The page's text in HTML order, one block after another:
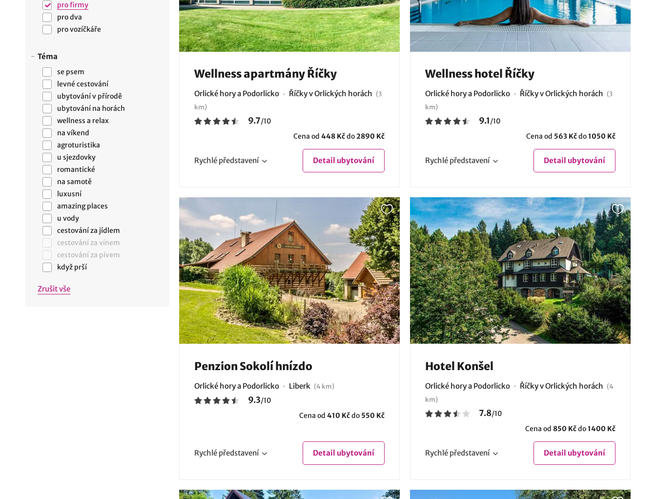
pro firmy
pro dva
pro vozíčkáře
Téma
se psem
levné cestování
ubytování v přírodě
ubytování na horách
wellness a relax
na víkend
agroturistika
u sjezdovky
romantické
na samotě
luxusní
amazing places
u vody
cestování za jídlem
cestování za vínem
cestování za pivem
když prší
Zrušit vše
Wellness apartmány Říčky
Orlické hory a Podorlicko Říčky v Orlických horách (3
km)
9.7/10
Cena od 448 Kčdo2890 Kč
Rychlé představení Detail ubytování
Wellness hotel Říčky
Orlické hory a Podorlicko Říčky v Orlických horách (3
km)
9.1/10
Cena od 563 Kčdo1050 Kč
Rychlé představení Detail ubytování
Penzion Sokolí hnízdo
Orlické hory a Podorlicko Liberk (4 km)
9.3/10
Cena od 410 Kčdo 550 Kč
Rychlé představení Detail ubytování
Hotel Konšel
Orlické hory a Podorlicko Říčky v Orlických horách (4
km)
7.8/10
Cena od 850 Kčdo1400 Kč
Rychlé představení Detail ubytování